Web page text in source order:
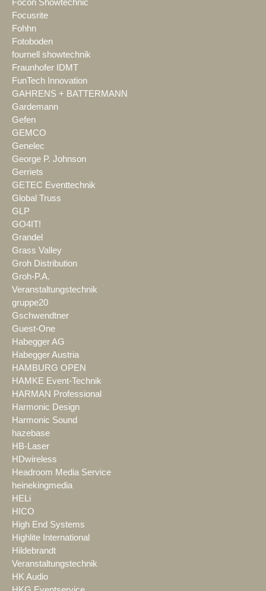
Focon Showtechnic
Focusrite
Fohhn
Fotoboden
fournell showtechnik
Fraunhofer IDMT
FunTech Innovation
GAHRENS + BATTERMANN
Gardemann
Gefen
GEMCO
Genelec
George P. Johnson
Gerriets
GETEC Eventtechnik
Global Truss
GLP
GO4IT!
Grandel
Grass Valley
Groh Distribution
Groh-P.A.
Veranstaltungstechnik
gruppe20
Gschwendtner
Guest-One
Habegger AG
Habegger Austria
HAMBURG OPEN
HAMKE Event-Technik
HARMAN Professional
Harmonic Design
Harmonic Sound
hazebase
HB-Laser
HDwireless
Headroom Media Service
heinekingmedia
HELi
HICO
High End Systems
Highlite International
Hildebrandt
Veranstaltungstechnik
HK Audio